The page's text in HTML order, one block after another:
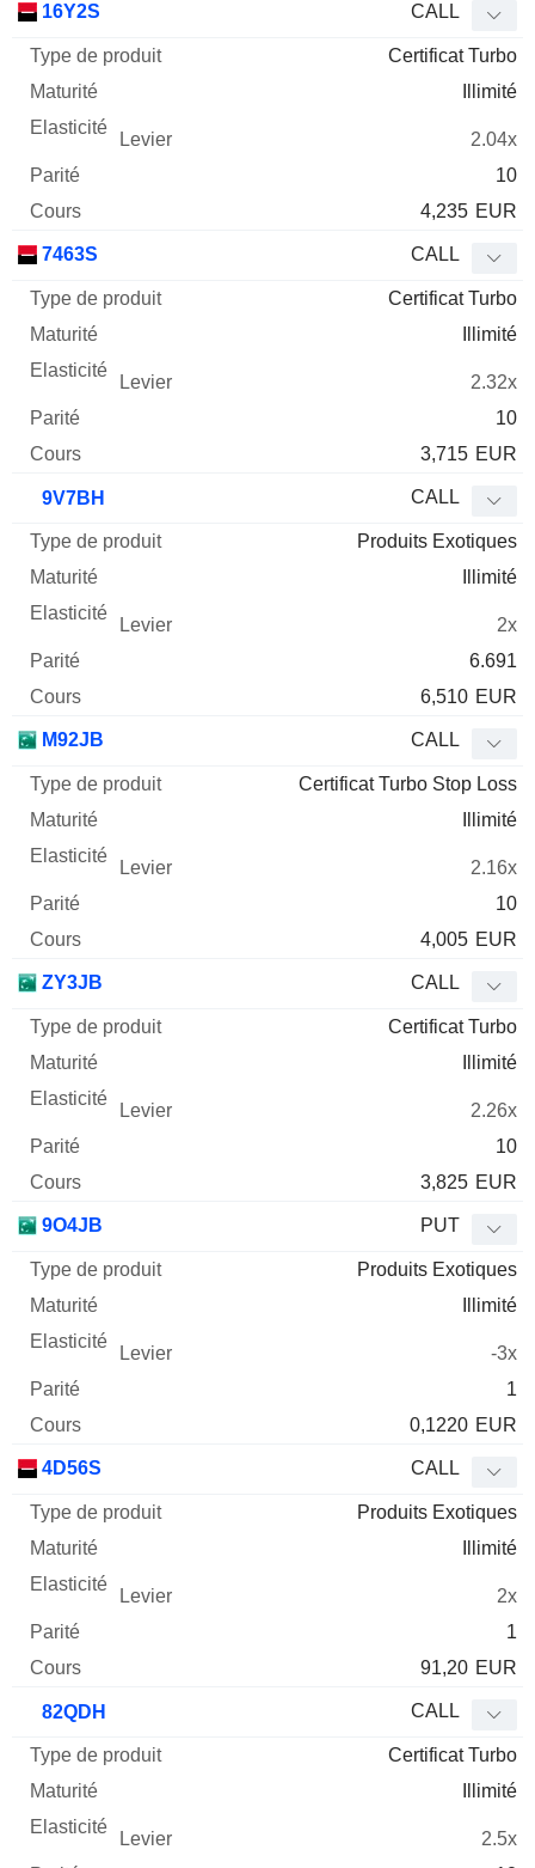
16Y2S CALL
Certificat Turbo
Illimité
2.04x
10
4,235 EUR
7463S CALL
Certificat Turbo
Illimité
2.32x
10
3,715 EUR
9V7BH CALL
Produits Exotiques
Illimité
2x
6.691
6,510 EUR
M92JB CALL
Certificat Turbo Stop Loss
Illimité
2.16x
10
4,005 EUR
ZY3JB CALL
Certificat Turbo
Illimité
2.26x
10
3,825 EUR
9O4JB PUT
Produits Exotiques
Illimité
-3x
1
0,1220 EUR
4D56S CALL
Produits Exotiques
Illimité
2x
1
91,20 EUR
82QDH CALL
Certificat Turbo
Illimité
2.5x